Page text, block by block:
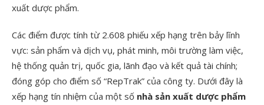
xuất dược phẩm.
Các điểm được tính từ 2.608 phiếu xếp hạng trên bảy lĩnh
vực: sản phẩm và dịch vụ, phát minh, môi trường làm việc,
hệ thống quản trị, quốc gia, lãnh đạo và kết quả tài chính;
đóng góp cho điểm số “RepTrak” của công ty. Dưới đây là
xếp hạng tín nhiệm của một số nhà sản xuất dược phẩm